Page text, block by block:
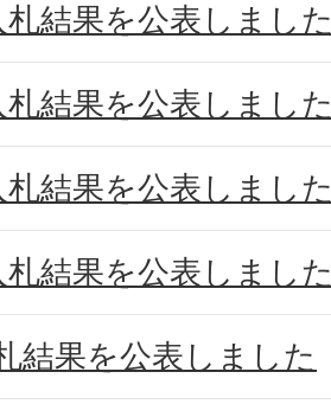
札結果を公表しまし
札結果を公表しまし
札結果を公表しまし
札結果を公表しまし
結果を公表しました